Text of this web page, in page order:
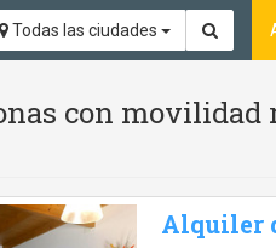
Todas las ciudades
con
Alquiler